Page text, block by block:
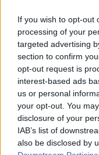
If you wish to opt-out
processing of your
targeted advertising
section to confirm
opt-out request is
interest-based ads
us or personal
your opt-out. You
disclosure of your
IAB’s list of
also be disclosed by
3x3 in un contesto
Edoardo Castellucci · 15
ALTRI SPORT